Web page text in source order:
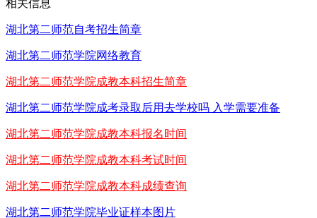
相关信息
湖北第二师范自考招生简章
湖北第二师范学院网络教育
湖北第二师范学院成教本科招生简章
湖北第二师范学院成考录取后用去学校吗 入学需要准备
湖北第二师范学院成教本科报名时间
湖北第二师范学院成教本科考试时间
湖北第二师范学院成教本科成绩查询
湖北第二师范学院毕业证样本图片